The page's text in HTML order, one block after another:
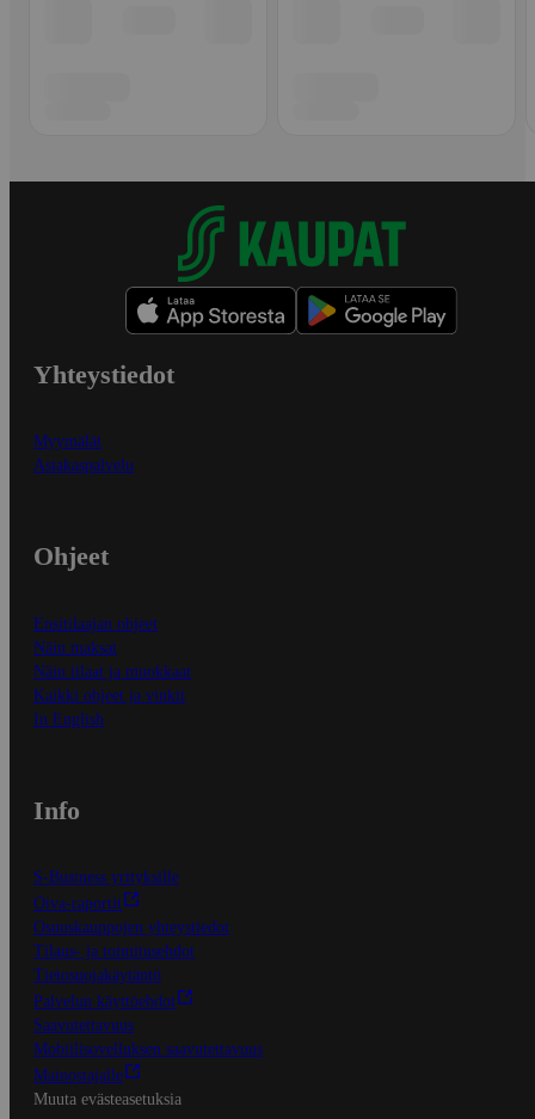
Yhteystiedot
Myymälät
Asiakaspalvelu
Ohjeet
Ensitilaajan ohjeet
Näin maksat
Näin tilaat ja muokkaat
Kaikki ohjeet ja vinkit
In English
Info
S-Business yrityksille
Oiva-raportit
Osuuskauppojen yhteystiedot
Tilaus- ja toimitusehdot
Tietosuojakäytäntö
Palvelun käyttöehdot
Saavutettavuus
Mobiilisovelluksen saavutettavuus
Mainostajalle
Muuta evästeasetuksia